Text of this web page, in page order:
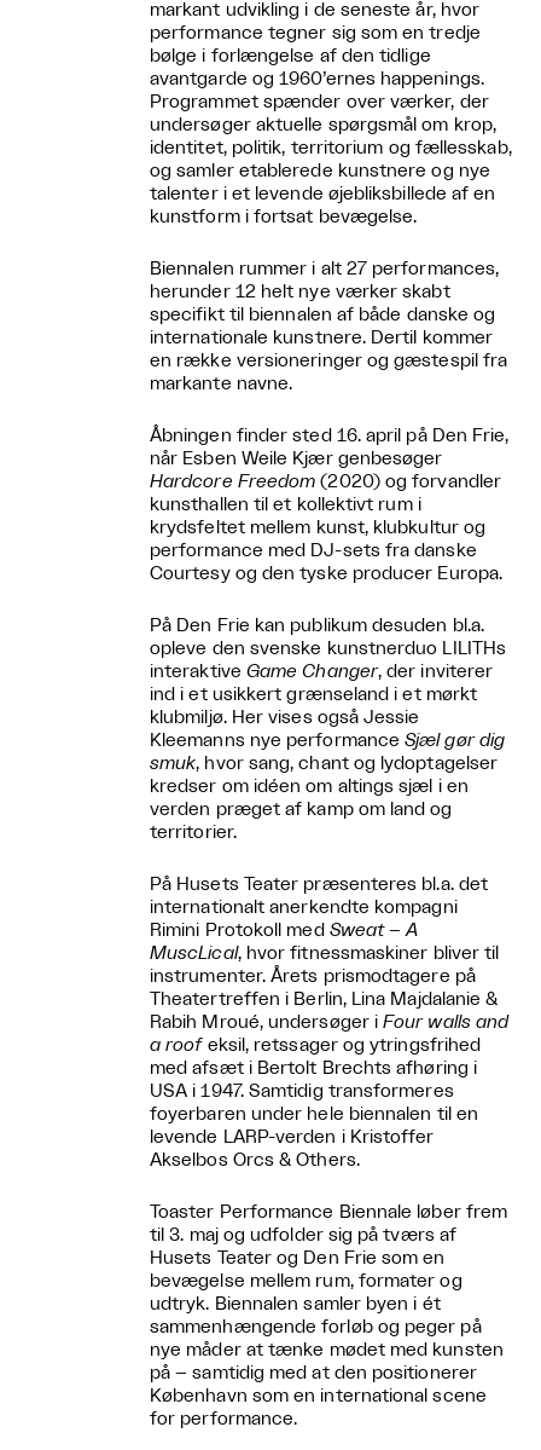
markant udvikling i de seneste år, hvor
performance tegner sig som en tredje
bølge i forlængelse af den tidlige
avantgarde og 1960’ernes happenings.
Programmet spænder over værker, der
undersøger aktuelle spørgsmål om krop,
identitet, politik, territorium og fællesskab,
og samler etablerede kunstnere og nye
talenter i et levende øjebliksbillede af en
kunstform i fortsat bevægelse.
Biennalen rummer i alt 27 performances,
herunder 12 helt nye værker skabt
specifikt til biennalen af både danske og
internationale kunstnere. Dertil kommer
en række versioneringer og gæstespil fra
markante navne.
Åbningen finder sted 16. april på Den Frie,
når Esben Weile Kjær genbesøger
Hardcore Freedom(2020) og forvandler
kunsthallen til et kollektivt rum i
krydsfeltet mellem kunst, klubkultur og
performance med DJ-sets fra danske
Courtesy og den tyske producer Europa.
På Den Frie kan publikum desuden bl.a.
opleve den svenske kunstnerduo LILITHs
interaktive Game Changer, der inviterer
ind i et usikkert grænseland i et mørkt
klubmiljø. Her vises også Jessie
Kleemanns nye performance Sjæl gør dig
smuk, hvor sang, chant og lydoptagelser
kredser om idéen om altings sjæl i en
verden præget af kamp om land og
territorier.
På Husets Teater præsenteres bl.a. det
internationalt anerkendte kompagni
Rimini Protokoll med Sweat – A
MuscLical, hvor fitnessmaskiner bliver til
instrumenter. Årets prismodtagere på
Theatertreffen i Berlin, Lina Majdalanie &
Rabih Mroué, undersøger iFour walls and
a roof eksil, retssager og ytringsfrihed
med afsæt i Bertolt Brechts afhøring i
USA i 1947. Samtidig transformeres
foyerbaren under hele biennalen til en
levende LARP-verden i Kristoffer
Akselbos Orcs & Others.
Toaster Performance Biennale løber frem
til 3. maj og udfolder sig på tværs af
Husets Teater og Den Frie som en
bevægelse mellem rum, formater og
udtryk. Biennalen samler byen i ét
sammenhængende forløb og peger på
nye måder at tænke mødet med kunsten
på – samtidig med at den positionerer
København som en international scene
for performance.